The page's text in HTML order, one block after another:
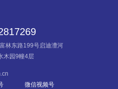
林东路199号启迪漕河
木园9幢4层
微信视频号